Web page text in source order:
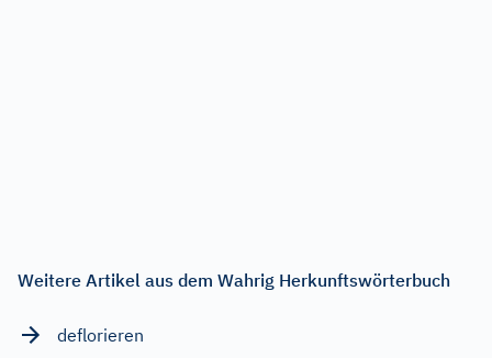
Weitere Artikel aus dem Wahrig Herkunftswörterbuch
deflorieren